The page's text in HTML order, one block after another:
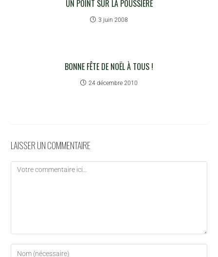
UN POINT SUR LA POUSSIÈRE
3 juin 2008
BONNE FÊTE DE NOËL À TOUS !
24 décembre 2010
LAISSER UN COMMENTAIRE